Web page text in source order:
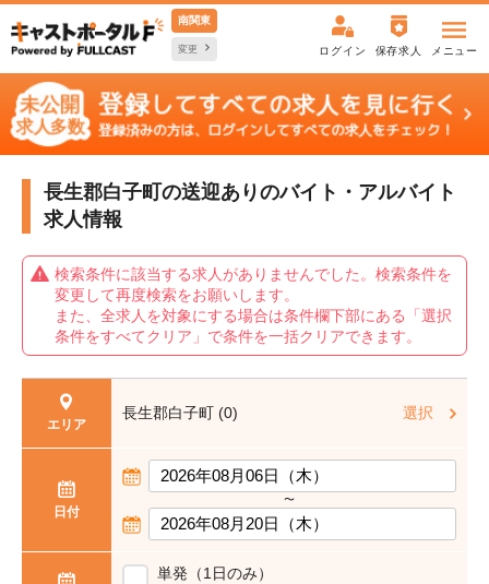
南関東
変更 ログイン 保存求人 メニュー
長生郡白子町の送迎ありのバイト・アルバイト
求人情報
検索条件に該当する求人がありませんでした。検索条件を
変更して再度検索をお願いします。
また、全求人を対象にする場合は条件欄下部にある「選択
条件をすべてクリア」で条件を一括クリアできます。
エリア
長生郡白子町 (0) 選択
日付
〜
単発（1日のみ）